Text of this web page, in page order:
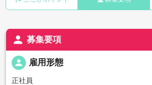
person 募集要項
person 雇用形態
正社員